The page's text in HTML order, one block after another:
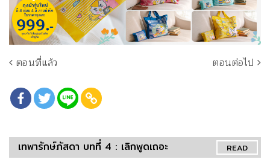
ตอนที่แล้ว ตอนต่อไป
READ
เทพารักษ์ภัสดา บทที่ 4 : เลิกพูดเถอะ